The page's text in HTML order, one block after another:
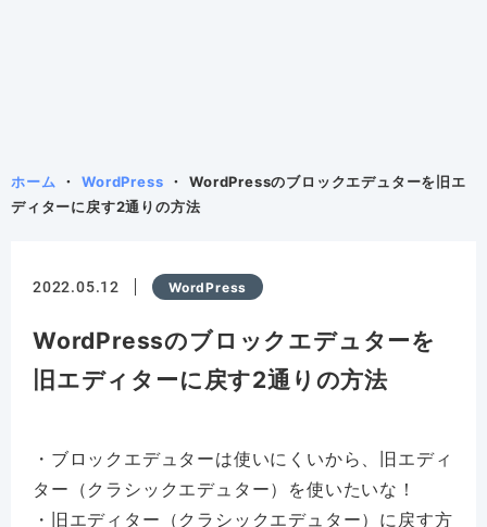
ホーム WordPress
WordPressのブロックエデュターを旧エ
ディターに戻す2通りの方法
2022.05.12 WordPress
WordPressのブロックエデュターを
旧エディターに戻す2通りの方法
・ブロックエデュターは使いにくいから、旧エディ
ター（クラシックエデュター）を使いたいな！
・旧エディター（クラシックエデュター）に戻す方